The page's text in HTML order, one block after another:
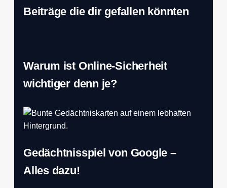
Beiträge die dir gefallen könnten
Warum ist Online-Sicherheit
wichtiger denn je?
Gedächtnisspiel von Google –
Alles dazu!